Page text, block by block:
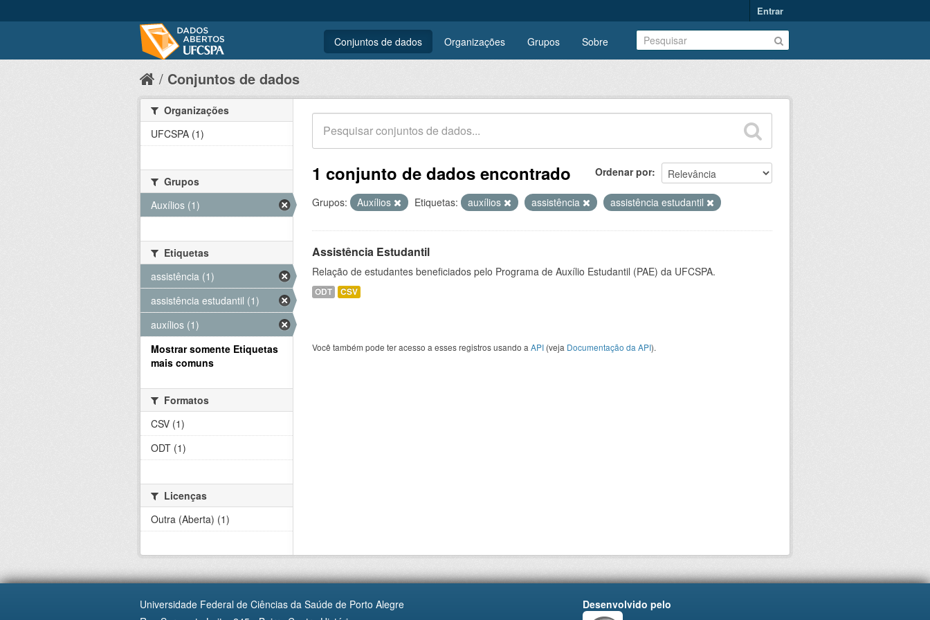
Entrar
Conjuntos de dados Organizações Grupos Sobre
Conjuntos de dados
Ordenar por
1 conjunto de dados encontrado
Grupos: Auxílios Etiquetas: auxílios assistência assistência estudantil
Assistência Estudantil
Relação de estudantes beneficiados pelo Programa de Auxílio Estudantil (PAE) da UFCSPA.
ODT CSV
Você também pode ter acesso a esses registros usando a API (veja Documentação da API).
Organizações
UFCSPA (1)
Grupos
Auxílios (1)
Etiquetas
assistência (1)
assistência estudantil (1)
auxílios (1)
Mostrar somente Etiquetas
mais comuns
Formatos
CSV (1)
ODT (1)
Licenças
Outra (Aberta) (1)
Universidade Federal de Ciências da Saúde de Porto Alegre
Desenvolvido pelo